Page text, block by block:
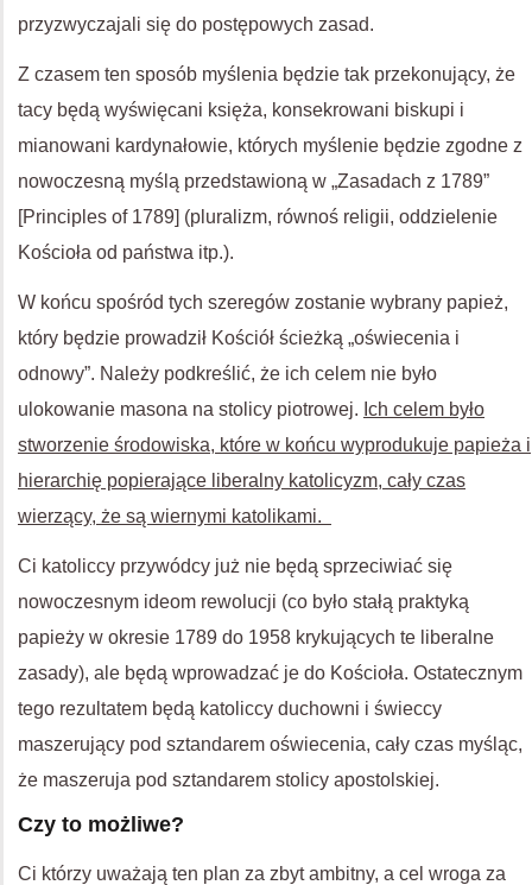
przyzwyczajali się do postępowych zasad.
Z czasem ten sposób myślenia będzie tak przekonujący, że
tacy będą wyświęcani księża, konsekrowani biskupi i
mianowani kardynałowie, których myślenie będzie zgodne z
nowoczesną myślą przedstawioną w „Zasadach z 1789”
[Principles of 1789] (pluralizm, równoś religii, oddzielenie
Kościoła od państwa itp.).
W końcu spośród tych szeregów zostanie wybrany papież,
który będzie prowadził Kościół ścieżką „oświecenia i
odnowy”. Należy podkreślić, że ich celem nie było
ulokowanie masona na stolicy piotrowej. Ich celem było
stworzenie środowiska, które w końcu wyprodukuje papieża i
hierarchię popierające liberalny katolicyzm, cały czas
wierzący, że są wiernymi katolikami.
Ci katoliccy przywódcy już nie będą sprzeciwiać się
nowoczesnym ideom rewolucji (co było stałą praktyką
papieży w okresie 1789 do 1958 krykujących te liberalne
zasady), ale będą wprowadzać je do Kościoła. Ostatecznym
tego rezultatem będą katoliccy duchowni i świeccy
maszerujący pod sztandarem oświecenia, cały czas myśląc,
że maszeruja pod sztandarem stolicy apostolskiej.
Czy to możliwe?
Ci którzy uważają ten plan za zbyt ambitny, a cel wroga za